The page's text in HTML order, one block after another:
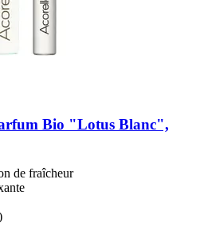
Bio "Lotus Blanc",
de fraîcheur